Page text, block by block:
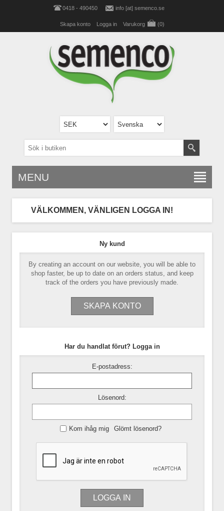
0418 - 490450 info [at] semenco.se
Skapa konto Logga in Varukorg (0)
MENU
VÄLKOMMEN, VÄNLIGEN LOGGA IN!
Ny kund
By creating an account on our website, you will be able to
shop faster, be up to date on an orders status, and keep
track of the orders you have previously made.
Har du handlat förut? Logga in
E-postadress:
Lösenord:
Kom ihåg mig Glömt lösenord?